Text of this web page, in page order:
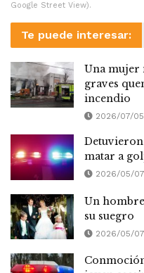
Google Street View).
Te puede interesar:
Una mujer
graves
incendio
2026/07/05
matar a
2026/05/07
Un
su suegro
2026/05/07